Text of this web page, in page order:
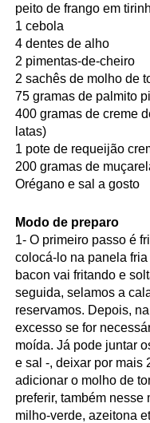
peito de frango em
1 cebola
4 dentes de alho
2 pimentas-de-cheiro
2 sachês de molho de
75 gramas de palmito
400 gramas de creme
latas)
1 pote de requeijão
200 gramas de
Orégano e sal a gosto
Modo de preparo
1- O primeiro passo é
colocá-lo na panela
bacon vai fritando e
seguida, selamos a
reservamos. Depois,
excesso se for
moída. Já pode juntar
e sal -, deixar por mais
adicionar o molho de
preferir, também
milho-verde, azeitona